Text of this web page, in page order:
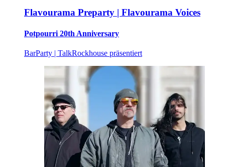
Flavourama Preparty | Flavourama Voices
Potpourri 20th Anniversary
BarParty | TalkRockhouse präsentiert